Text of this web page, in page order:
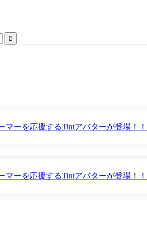
マーを応援するTintアバターが登場！
マーを応援するTintアバターが登場！